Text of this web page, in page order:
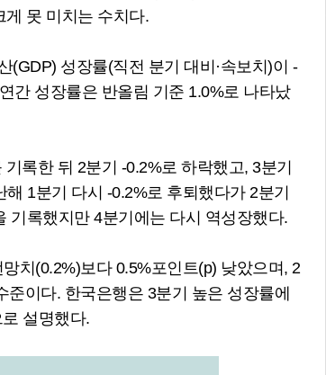
게 못 미치는 수치다.
(GDP) 성장률(직전 분기 대비·속보치)이 -
간 성장률은 반올림 기준 1.0%로 나타났
록한 뒤 2분기 -0.2%로 하락했고, 3분기
1분기 다시 -0.2%로 후퇴했다가 2분기
기록했지만 4분기에는 다시 역성장했다.
치(0.2%)보다 0.5%포인트(p) 낮았으며, 2
이다. 한국은행은 3분기 높은 성장률에
설명했다.